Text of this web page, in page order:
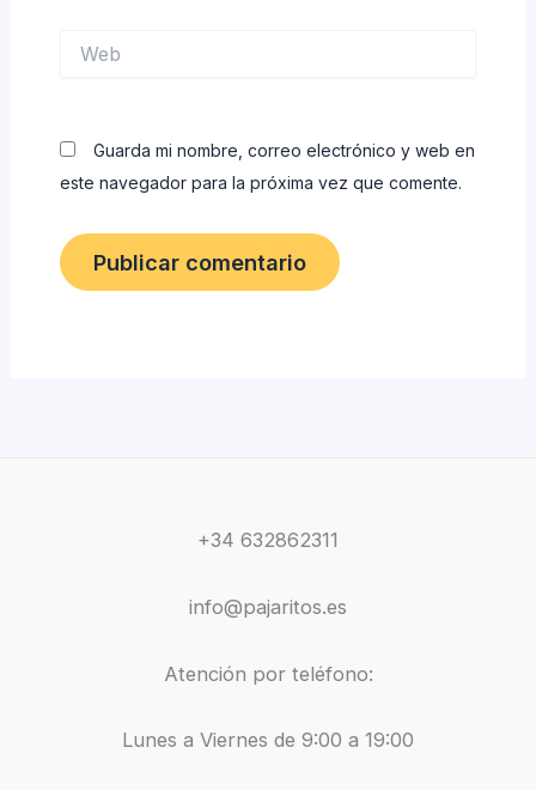
Guarda mi nombre, correo electrónico y web en
este navegador para la próxima vez que comente.
+34 632862311
info@pajaritos.es
Atención por teléfono:
Lunes a Viernes de 9:00 a 19:00